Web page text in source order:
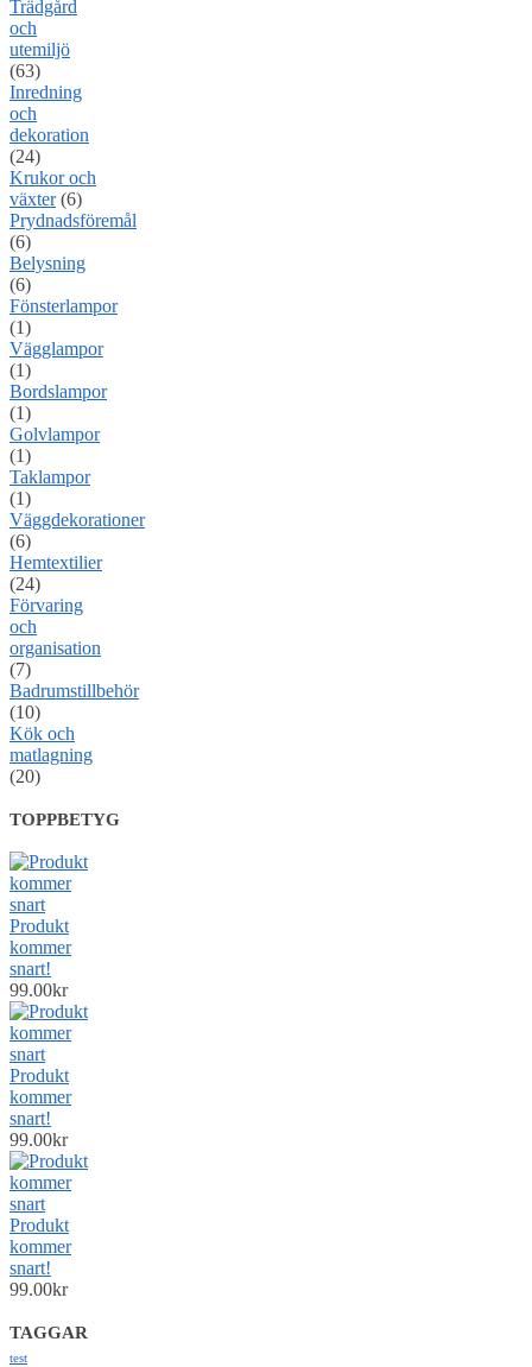
Trädgård
och
utemiljö
(63)
Inredning
och
dekoration
(24)
Krukor och
växter (6)
Prydnadsföremål
(6)
Belysning
(6)
Fönsterlampor
(1)
Vägglampor
(1)
Bordslampor
(1)
Golvlampor
(1)
Taklampor
(1)
Väggdekorationer
(6)
Hemtextilier
(24)
Förvaring
och
organisation
(7)
Badrumstillbehör
(10)
Kök och
matlagning
(20)
TOPPBETYG
Produkt
kommer
snart!
99.00kr
Produkt
kommer
snart!
99.00kr
Produkt
kommer
snart!
99.00kr
TAGGAR
test